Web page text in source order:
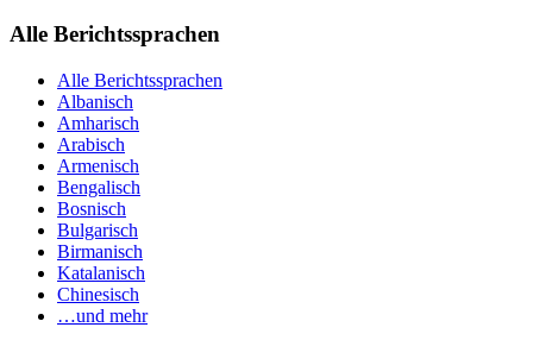
Alle Berichtssprachen
Alle Berichtssprachen
Albanisch
Amharisch
Arabisch
Armenisch
Bengalisch
Bosnisch
Bulgarisch
Birmanisch
Katalanisch
Chinesisch
…und mehr